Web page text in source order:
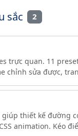
sắc 2
trực quan. 11
chỉnh sửa được,
thiết kế đường
animation. Kéo